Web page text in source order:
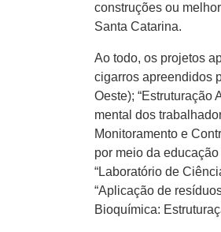
construções ou
Santa Catarina.
Ao todo, os projetos
cigarros apreendidos
Oeste); “Estruturação
mental dos
Monitoramento e
por meio da
“Laboratório de
“Aplicação de
Bioquímica: